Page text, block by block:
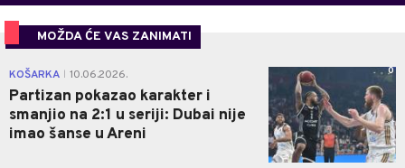
MOŽDA ĆE VAS ZANIMATI
KOŠARKA 10.06.2026.
Partizan pokazao karakter i
smanjio na 2:1 u seriji: Dubai nije
imao šanse u Areni
0